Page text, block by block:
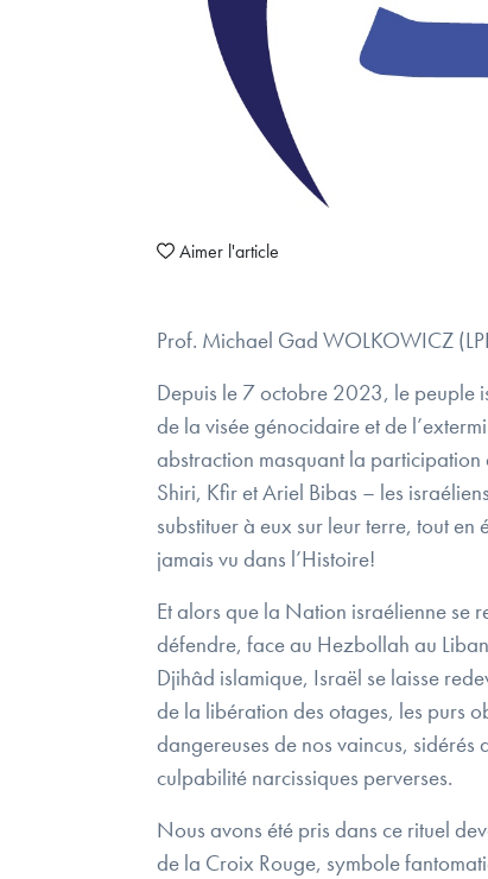
Aimer l'article
Prof. Michael Gad WOLKOWICZ
Depuis le 7 octobre 2023, le peuple
de la visée génocidaire et de
abstraction masquant la
Shiri, Kfir et Ariel Bibas – les
substituer à eux sur leur terre, tout
jamais vu dans l’Histoire!
Et alors que la Nation israélienne se
défendre, face au Hezbollah au
Djihâd islamique, Israël se laisse
de la libération des otages, les purs
dangereuses de nos vaincus,
culpabilité narcissiques perverses.
Nous avons été pris dans ce rituel
de la Croix Rouge, symbole